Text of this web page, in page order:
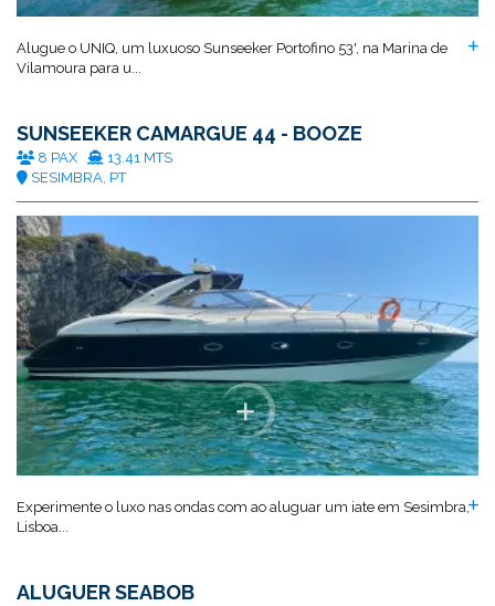
Alugue o UNIQ, um luxuoso Sunseeker Portofino 53', na Marina de
Vilamoura para u...
SUNSEEKER CAMARGUE 44 - BOOZE
8 PAX
13.41 MTS
SESIMBRA, PT
Experimente o luxo nas ondas com ao aluguar um iate em Sesimbra,
Lisboa...
ALUGUER SEABOB